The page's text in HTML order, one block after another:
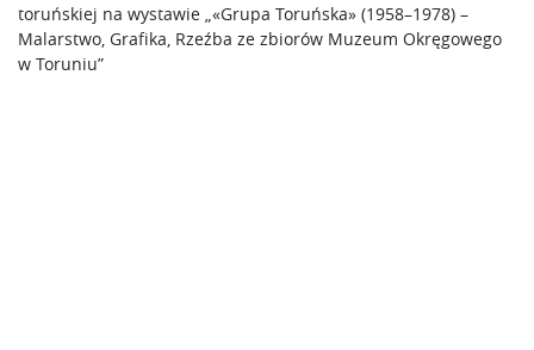
toruńskiej na wystawie „«Grupa Toruńska» (1958–1978) –
Malarstwo, Grafika, Rzeźba ze zbiorów Muzeum Okręgowego
w Toruniu”